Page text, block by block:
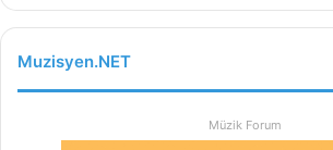
Muzisyen.NET
Müzik Forum